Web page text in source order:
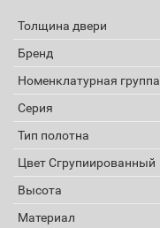
Толщина двери
Бренд
Номенклатурная группа
Серия
Тип полотна
Цвет Сгрупиированный
Высота
Материал